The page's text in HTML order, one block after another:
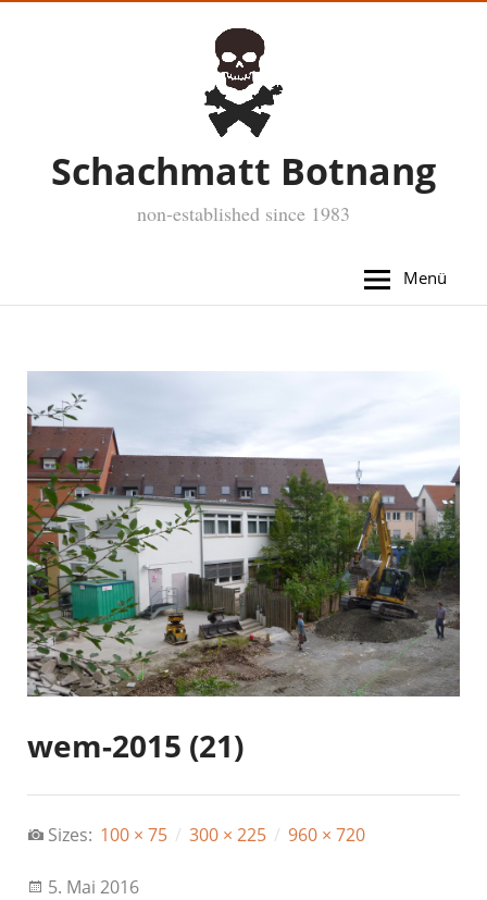
Schachmatt Botnang
non-established since 1983
Menü
wem-2015 (21)
Sizes: 100 × 75 / 300 × 225 / 960 × 720
5. Mai 2016